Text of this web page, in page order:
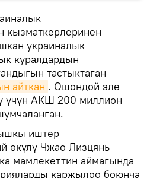
кызматкерлеринен
украиналык
куралдардын
тастыктаган
айткан . Ошондой эле
үчүн АКШ 200 миллион
иштер
өкүлү Чжао Лизцянь
мамлекеттин аймагында
каржылоо боюнча